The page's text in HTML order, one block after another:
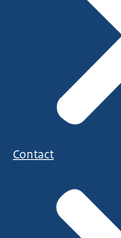
Contact